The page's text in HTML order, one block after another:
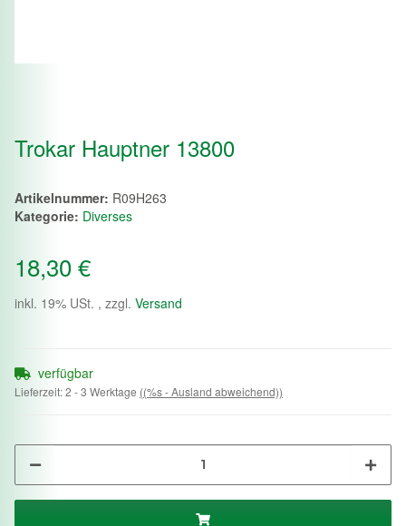
Trokar Hauptner 13800
Artikelnummer: R09H263
Kategorie: Diverses
18,30 €
inkl. 19% USt. , zzgl. Versand
verfügbar
Lieferzeit:2 - 3 Werktage ((%s - Ausland abweichend))